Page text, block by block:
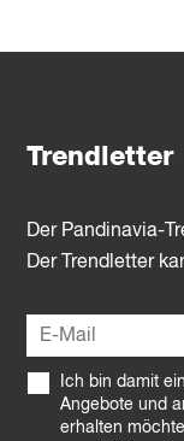
Trendletter
Der Pandinavia-
Der Trendletter
Ich bin damit
Angebote und
erhalten